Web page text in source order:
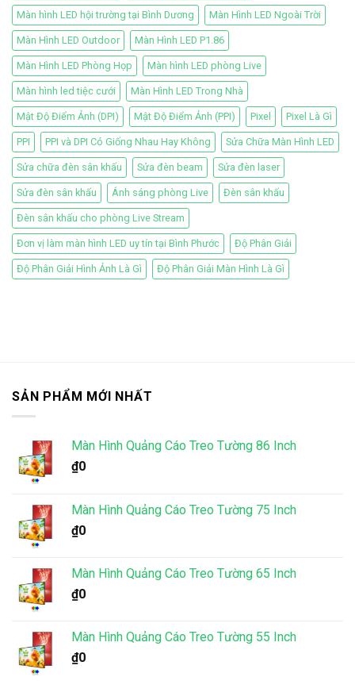
Màn hình LED hội trường tại Bình Dương Màn Hình LED Ngoài Trời
Màn Hình LED Outdoor Màn Hình LED P1.86
Màn Hình LED Phòng Họp Màn hình LED phòng Live
Màn hình led tiệc cưới Màn Hình LED Trong Nhà
Mật Độ Điểm Ảnh (DPI) Mật Độ Điểm Ảnh (PPI) Pixel Pixel Là Gì
PPI PPI và DPI Có Giống Nhau Hay Không Sửa Chữa Màn Hình LED
Sửa chữa đèn sân khấu Sửa đèn beam Sửa đèn laser
Sửa đèn sân khấu Ánh sáng phòng Live Đèn sân khấu
Đèn sân khấu cho phòng Live Stream
Đơn vị làm màn hình LED uy tín tại Bình Phước Độ Phân Giải
Độ Phân Giải Hình Ảnh Là Gì Độ Phân Giải Màn Hình Là Gì
SẢN PHẨM MỚI NHẤT
Màn Hình Quảng Cáo Treo Tường 86 Inch
₫0
Màn Hình Quảng Cáo Treo Tường 75 Inch
₫0
Màn Hình Quảng Cáo Treo Tường 65 Inch
₫0
Màn Hình Quảng Cáo Treo Tường 55 Inch
₫0